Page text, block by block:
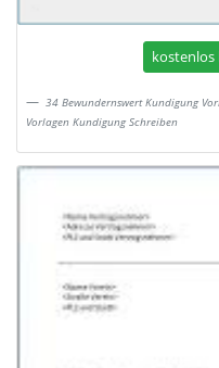
34 Bewundernswert Kundigung
Vorlagen Kundigung Schreiben